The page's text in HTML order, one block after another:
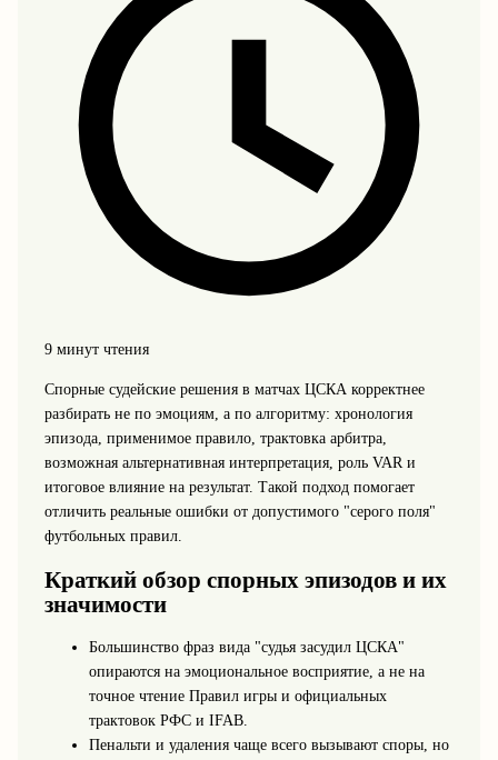
9 минут чтения
Спорные судейские решения в матчах ЦСКА корректнее
разбирать не по эмоциям, а по алгоритму: хронология
эпизода, применимое правило, трактовка арбитра,
возможная альтернативная интерпретация, роль VAR и
итоговое влияние на результат. Такой подход помогает
отличить реальные ошибки от допустимого "серого поля"
футбольных правил.
Краткий обзор спорных эпизодов и их
значимости
Большинство фраз вида "судья засудил ЦСКА"
опираются на эмоциональное восприятие, а не на
точное чтение Правил игры и официальных
трактовок РФС и IFAB.
Пенальти и удаления чаще всего вызывают споры, но